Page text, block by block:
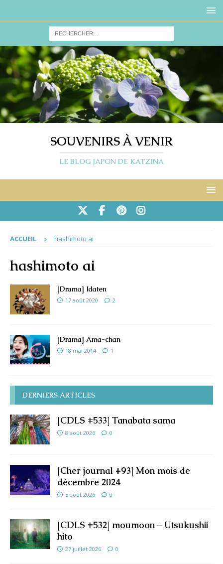
SOUVENIRS À VENIR
LE BLOG JAPON DE KATZINA
ACCUEIL hashimoto ai
hashimoto ai
[Drama] Idaten
17 août 2020 2
[Drama] Ama-chan
18 mai 2014 1
DERNIERS ARTICLES
[CDLS #533] Tanabata sama
8 août 2026 0
[Cher journal #93] Mon mois de
décembre 2024
5 août 2026 0
[CDLS #532] moumoon – Utsukushii
hito
27 juillet 2026 0